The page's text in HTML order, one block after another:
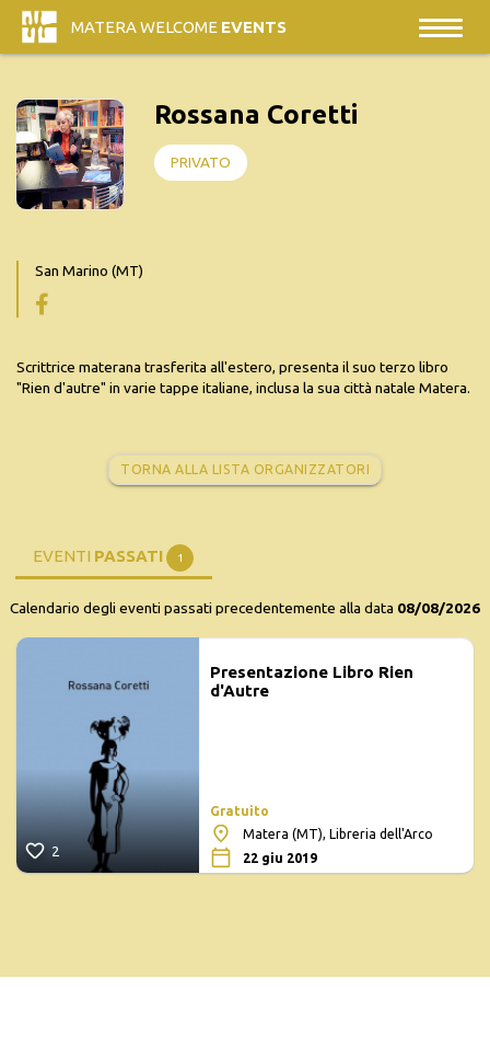
MATERA WELCOME EVENTS
Rossana Coretti
PRIVATO
San Marino (MT)
Scrittrice materana trasferita all'estero, presenta il suo terzo libro
"Rien d'autre" in varie tappe italiane, inclusa la sua città natale Matera.
TORNA ALLA LISTA ORGANIZZATORI
EVENTI PASSATI 1
Calendario degli eventi passati precedentemente alla data 08/08/2026
2
Presentazione Libro Rien
d'Autre
Gratuito
Matera (MT), Libreria dell'Arco
22 giu 2019